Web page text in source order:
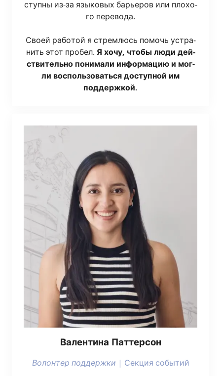
ступ­ны из-за язы­ко­вых барье­ров или пло­хо­
го пере­во­да.
Сво­ей рабо­той я стрем­люсь помочь устра­
нить этот про­бел. Я хочу, что­бы люди дей­
стви­тель­но пони­ма­ли инфор­ма­цию и мог­
ли вос­поль­зо­вать­ся доступ­ной им
поддержкой.
Вален­ти­на Паттерсон
Волон­тер под­держ­ки | Сек­ция событий